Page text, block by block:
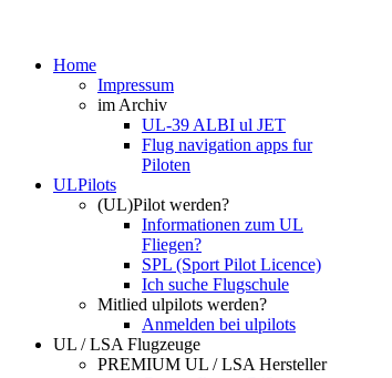
Home
Impressum
im Archiv
UL-39 ALBI ul JET
Flug navigation apps fur
Piloten
ULPilots
(UL)Pilot werden?
Informationen zum UL
Fliegen?
SPL (Sport Pilot Licence)
Ich suche Flugschule
Mitlied ulpilots werden?
Anmelden bei ulpilots
UL / LSA Flugzeuge
PREMIUM UL / LSA Hersteller